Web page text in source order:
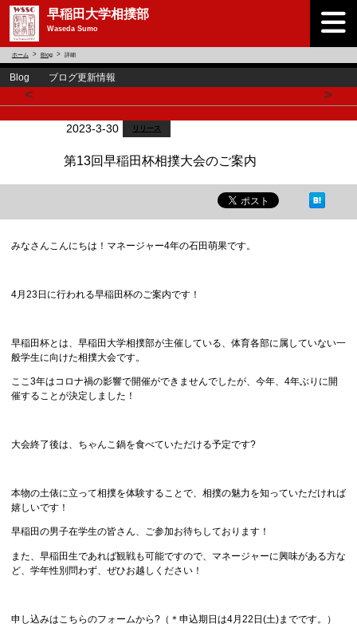
早稲田大学相撲部
Waseda Sumo
ホーム Blog 詳細
Blog ブログ更新情報
< >
2023-3-30 リリース
第13回早稲田杯相撲大会のご案内
みなさんこんにちは！マネージャー4年の石田萌果です。
4月23日に行われる早稲田杯のご案内です！
早稲田杯とは、早稲田大学相撲部が主催している、体育各部に属していない一
般学生に向けた相撲大会です。
ここ3年はコロナ禍の影響で開催ができませんでしたが、今年、4年ぶりに開
催することが決定しました！
大会終了後は、ちゃんこ鍋を食べていただける予定です?
本物の土俵に立って相撲を体験することで、相撲の魅力を知っていただければ
嬉しいです！
早稲田の男子在学生の皆さん、ご参加お待ちしております！
また、早稲田生であれば観戦も可能ですので、マネージャーに興味がある方な
ど、学年性別問わず、ぜひお越しください！
申し込みはこちらのフォームから?（＊申込期日は4月22日(土)までです。）